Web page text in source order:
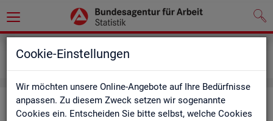
Cookie-Einstellungen
Wir möchten unsere Online-Angebote auf Ihre Bedürfnisse
anpassen. Zu diesem Zweck setzen wir sogenannte
Cookies ein. Entscheiden Sie bitte selbst, welche Cookies
Me­dia­thek